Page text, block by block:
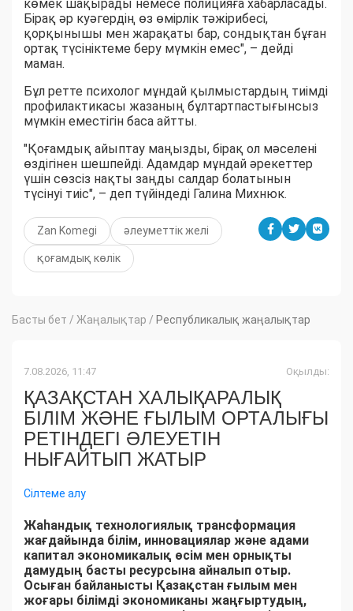
көмек шақырады немесе полицияға хабарласады.
Бірақ әр куәгердің өз өмірлік тәжірибесі,
қорқынышы мен жарақаты бар, сондықтан бұған
ортақ түсініктеме беру мүмкін емес", – дейді
маман.
Бұл ретте психолог мұндай қылмыстардың тиімді
профилактикасы жазаның бұлтартпастығынсыз
мүмкін еместігін баса айтты.
"Қоғамдық айыптау маңызды, бірақ ол мәселені
өздігінен шешпейді. Адамдар мұндай әрекеттер
үшін сөзсіз нақты заңды салдар болатынын
түсінуі тиіс", – деп түйіндеді Галина Михнюк.
Zan Komegi әлеуметтік желі
қоғамдық көлік
Басты бет / Жаңалықтар / Республикалық жаңалықтар
7.08.2026, 11:47 Оқылды:
ҚАЗАҚСТАН ХАЛЫҚАРАЛЫҚ
БІЛІМ ЖӘНЕ ҒЫЛЫМ ОРТАЛЫҒЫ
РЕТІНДЕГІ ӘЛЕУЕТІН
НЫҒАЙТЫП ЖАТЫР
Сілтеме алу
Жаһандық технологиялық трансформация
жағдайында білім, инновациялар және адами
капитал экономикалық өсім мен орнықты
дамудың басты ресурсына айналып отыр.
Осыған байланысты Қазақстан ғылым мен
жоғары білімді экономиканы жаңғыртудың,